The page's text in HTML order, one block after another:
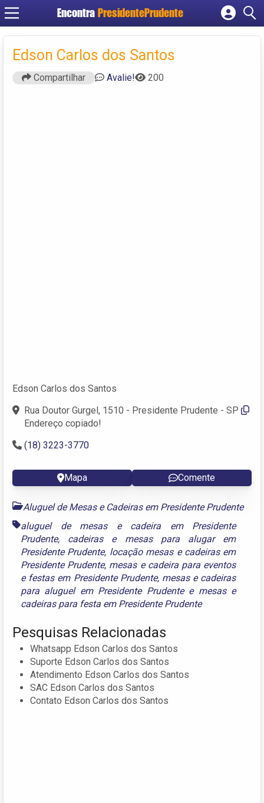
Encontra PresidentePrudente
Cadastrar empresa
Criar conta
Edson Carlos dos Santos
Compartilhar Avalie! 200
Edson Carlos dos Santos
Rua Doutor Gurgel, 1510 - Presidente Prudente - SP
Endereço copiado!
(18) 3223-3770
Mapa Comente
Aluguel de Mesas e Cadeiras em Presidente Prudente
aluguel de mesas e cadeira em Presidente
Prudente, cadeiras e mesas para alugar em
Presidente Prudente, locação mesas e cadeiras em
Presidente Prudente, mesas e cadeira para eventos
e festas em Presidente Prudente, mesas e cadeiras
para aluguel em Presidente Prudentee mesas e
cadeiras para festa em Presidente Prudente
Pesquisas Relacionadas
Whatsapp Edson Carlos dos Santos
Suporte Edson Carlos dos Santos
Atendimento Edson Carlos dos Santos
SAC Edson Carlos dos Santos
Contato Edson Carlos dos Santos